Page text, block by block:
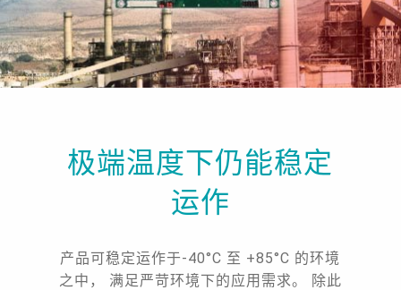
极端温度下仍能稳定
运作
产品可稳定运作于-40°C 至 +85°C 的环境
之中， 满足严苛环境下的应用需求。 除此